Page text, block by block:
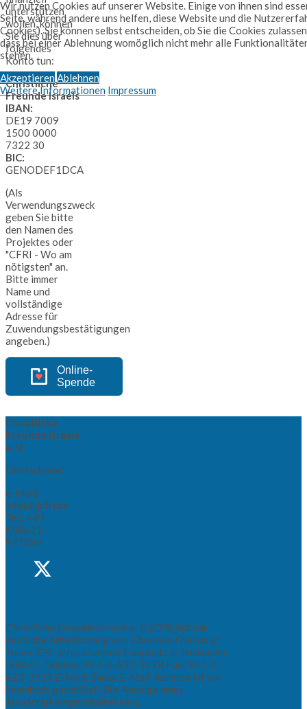
unterstützen
wollen, können
Sie dies über
folgendes
Konto tun:
Christliche
Freunde Israels
IBAN:
DE19 7009
1500 0000
7322 30
BIC:
GENODEF1DCA
(Als
Verwendungszweck
geben Sie bitte
den Namen des
Projektes oder
"CFRI - Wo am
nötigsten" an.
Bitte immer
Name und
vollständige
Adresse für
Zuwendungsbestätigungen
angeben.)
Online-
Spende
Christliche
Freunde Israels
e. V.
Deutschland
e-Mail:
info[at]cfri.de
Tel.: +49
(0)8621-
977286
Christliche Freunde Israels e. V. (CFRI)ist der
deutsche Arbeitszweig von Christian Friends of
Israel (CFI-Jerusalem)mit Hauptsitz in Jerusalem,
ISRAEL. Telefon: 972-2-623-3778 Fax: 972-2-
623-3913 E-Mail: Diese E-Mail-Adresse ist vor
Spambots geschützt! Zur Anzeige muss
JavaScript eingeschaltet sein..
Wir nutzen Cookies auf unserer Website. Einige von ihnen sind
Seite, während andere uns helfen, diese Website und die
Cookies). Sie können selbst entscheiden, ob Sie die Cookies
dass bei einer Ablehnung womöglich nicht mehr alle
stehen.
Akzeptieren Ablehnen
Weitere Informationen Impressum